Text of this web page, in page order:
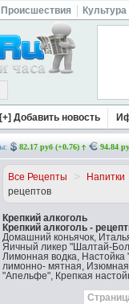
Происшествия Культура
[+] Добавить новость
82.17 руб (+0.76) 94.84
Все Рецепты >
Напитки
рецептов
Крепкий алкоголь
Крепкий алкоголь -
Домашний коньячок,
Яичный ликeр "Шалтай-
Лимонная водка, Настойка
лимонно- мятная, Изюмная
"Апельфе", Крепкая